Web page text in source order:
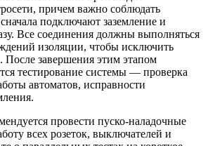
причем важно соблюдать
подключают заземление и
Все соединения должны выполняться
изоляции, чтобы исключить
После завершения этим этапом
тестирование системы — проверка
автоматов, исправности
провести пуско-наладочные
всех розеток, выключателей и